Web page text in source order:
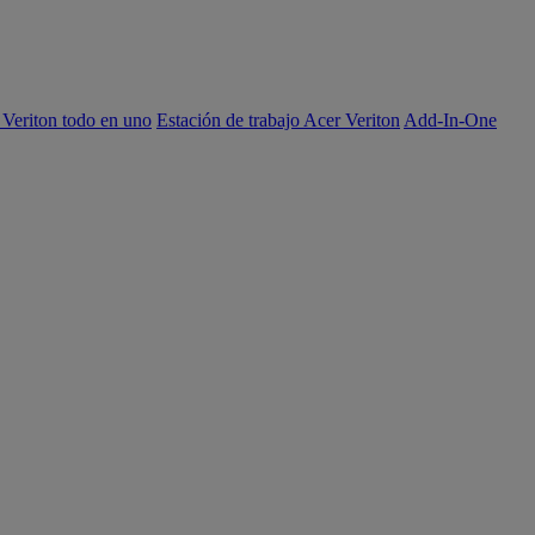
todo en uno Estación de trabajo Acer Veriton Add-In-One